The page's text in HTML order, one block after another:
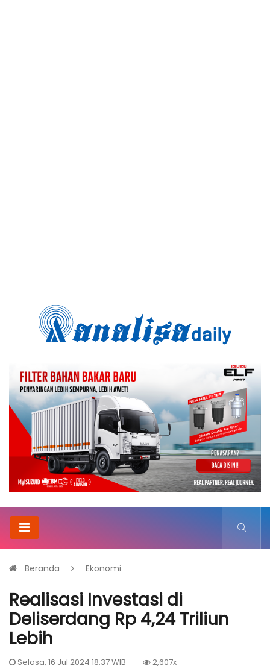
Beranda Ekonomi
Realisasi Investasi di
Deliserdang Rp 4,24 Triliun
Lebih
Selasa, 16 Jul 2024 18:37 WIB
2,607x